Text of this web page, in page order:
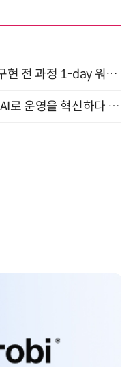
UX 기획·DESIGN.md 설계·AI 구현 전 과정 1-day 워크숍 with Claude Code·Codex 9월 15일 개최
[올쇼TV] AI 인프라를 관측하고, AI로 운영을 혁신하다 (8월 11일 생방송)